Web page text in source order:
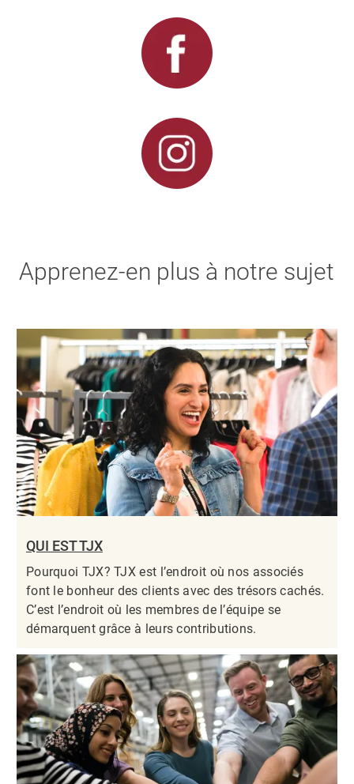
Apprenez-en plus à notre sujet
QUI EST TJX
Pourquoi TJX? TJX est l’endroit où nos associés
font le bonheur des clients avec des trésors cachés.
C’est l’endroit où les membres de l’équipe se
démarquent grâce à leurs contributions.​​​​​​​